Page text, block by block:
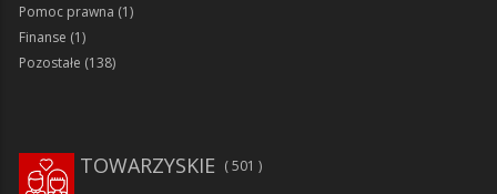
Pomoc prawna (1)
Finanse (1)
Pozostałe (138)
TOWARZYSKIE 501